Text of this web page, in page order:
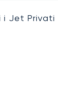
i Jet Privati